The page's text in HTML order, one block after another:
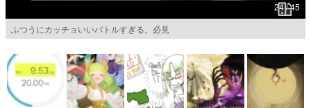
カテゴリ
マンガ
女性向け
24 / 45
ふつうにカッチョいいバトルすぎる。必見